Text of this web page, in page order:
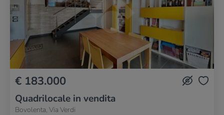
€ 183.000
Quadrilocale in vendita
Bovolenta, Via Verdi